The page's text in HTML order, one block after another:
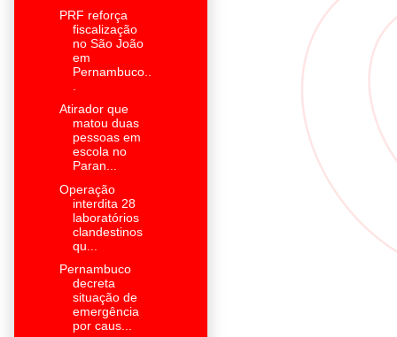
PRF reforça
fiscalização
no São João
em
Pernambuco..
Atirador que
matou duas
pessoas em
escola no
Paran...
Operação
interdita 28
laboratórios
clandestinos
qu...
Pernambuco
decreta
situação de
emergência
por caus...